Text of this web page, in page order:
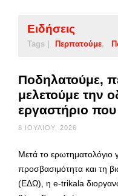
Ειδήσεις
Tags | Περπατούμε
Ποδηλατούμε,
μελετούμε την
εργαστήριο
8 ΙΟΥΛΊΟΥ, 2026
Μετά το ερωτηματολόγιο
προσβασιμότητα και τη
(ΕΔΩ), η e-trikala